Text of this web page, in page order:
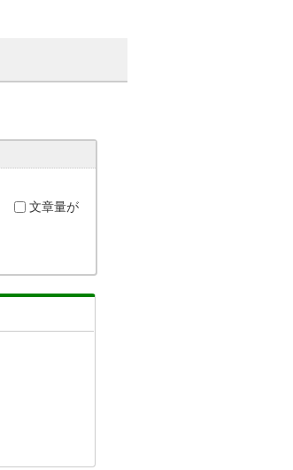
文章量が